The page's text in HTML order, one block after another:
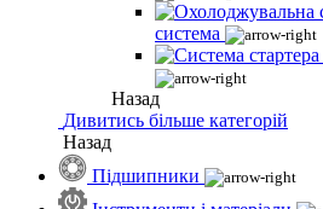
система
Назад
Дивитись більше категорій
Назад
Підшипники